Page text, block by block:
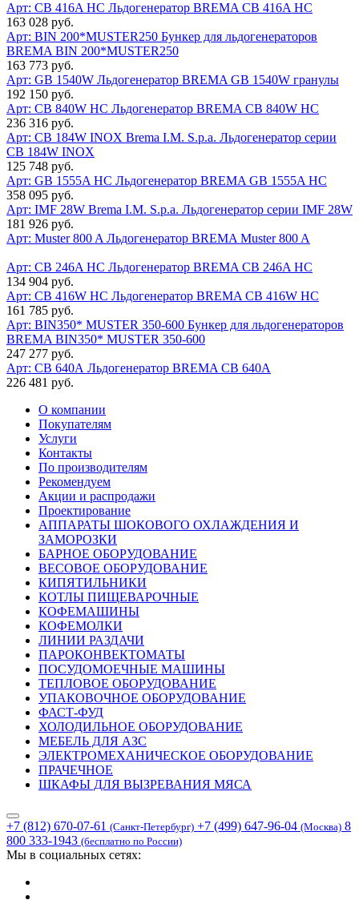
Арт: СВ 416A HC Льдогенератор BREMA СВ 416A HC
163 028 руб.
Арт: BIN 200*MUSTER250 Бункер для льдогенераторов
BREMA BIN 200*MUSTER250
163 773 руб.
Арт: GB 1540W Льдогенератор BREMA GB 1540W гранулы
192 150 руб.
Арт: CB 840W HC Льдогенератор BREMA CВ 840W HC
236 316 руб.
Арт: СВ 184W INOX Brema I.M. S.p.a. Льдогенератор серии
СВ 184W INOX
125 748 руб.
Арт: GВ 1555A HC Льдогенератор BREMA GВ 1555A HC
358 095 руб.
Арт: IMF 28W Brema I.M. S.p.a. Льдогенератор серии IMF 28W
181 926 руб.
Арт: Muster 800 A Льдогенератор BREMA Muster 800 A
Арт: CB 246A HC Льдогенератор BREMA CB 246A HC
134 904 руб.
Арт: СВ 416W HC Льдогенератор BREMA СВ 416W HC
161 785 руб.
Арт: BIN350* MUSTER 350-600 Бункер для льдогенераторов
BREMA BIN350* MUSTER 350-600
247 277 руб.
Арт: CВ 640А Льдогенератор BREMA CВ 640А
226 481 руб.
О компании
Покупателям
Услуги
Контакты
По производителям
Рекомендуем
Акции и распродажи
Проектирование
АППАРАТЫ ШОКОВОГО ОХЛАЖДЕНИЯ И
ЗАМОРОЗКИ
БАРНОЕ ОБОРУДОВАНИЕ
ВЕСОВОЕ ОБОРУДОВАНИЕ
КИПЯТИЛЬНИКИ
КОТЛЫ ПИЩЕВАРОЧНЫЕ
КОФЕМАШИНЫ
КОФЕМОЛКИ
ЛИНИИ РАЗДАЧИ
ПАРОКОНВЕКТОМАТЫ
ПОСУДОМОЕЧНЫЕ МАШИНЫ
ТЕПЛОВОЕ ОБОРУДОВАНИЕ
УПАКОВОЧНОЕ ОБОРУДОВАНИЕ
ФАСТ-ФУД
ХОЛОДИЛЬНОЕ ОБОРУДОВАНИЕ
МЕБЕЛЬ ДЛЯ АЗС
ЭЛЕКТРОМЕХАНИЧЕСКОЕ ОБОРУДОВАНИЕ
ПРАЧЕЧНОЕ
ШКАФЫ ДЛЯ ВЫЗРЕВАНИЯ МЯСА
+7 (812) 670-07-61 (Санкт-Петербург) +7 (499) 647-96-04 (Москва) 8
800 333-1943 (бесплатно по России)
Мы в социальных сетях: